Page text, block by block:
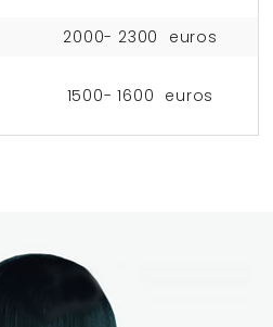
2000- 2300 euros
1500- 1600 euros